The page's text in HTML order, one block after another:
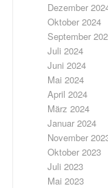
Dezember
Oktober 2024
September
Juli 2024
Juni 2024
Mai 2024
April 2024
März 2024
Januar 2024
November
Oktober 2023
Juli 2023
Mai 2023